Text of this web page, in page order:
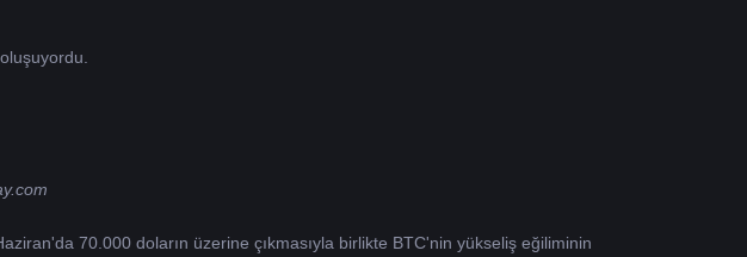
70.000 doların üzerine çıkmasıyla birlikte BTC'nin yükseliş eğiliminin